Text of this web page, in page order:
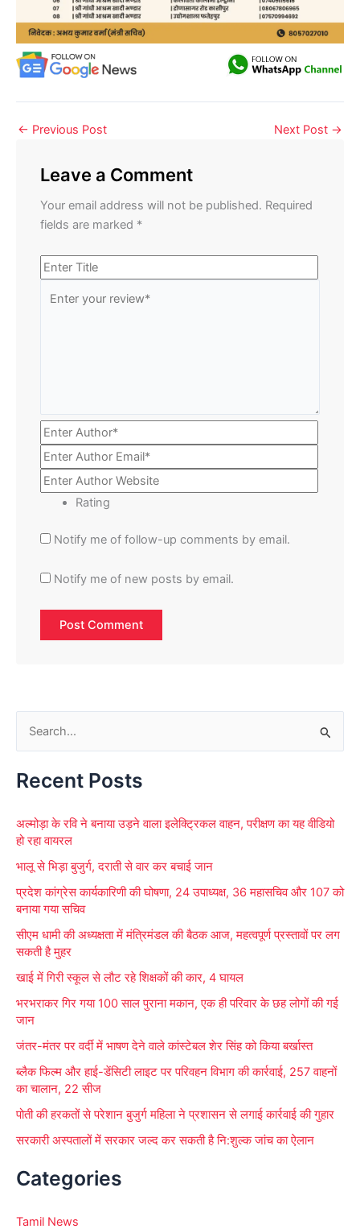
← Previous Post Next Post →
Leave a Comment
Your email address will not be published. Required
fields are marked *
Rating
Notify me of follow-up comments by email.
Notify me of new posts by email.
a
c
o
:
Recent Posts
अल्मोड़ा के रवि ने बनाया उड़ने वाला इलेक्ट्रिकल वाहन, परीक्षण का यह वीडियो
हो रहा वायरल
भालू से भिड़ा बुजुर्ग, दराती से वार कर बचाई जान
प्रदेश कांग्रेस कार्यकारिणी की घोषणा, 24 उपाध्यक्ष, 36 महासचिव और 107 को
बनाया गया सचिव
सीएम धामी की अध्यक्षता में मंत्रिमंडल की बैठक आज, महत्वपूर्ण प्रस्तावों पर लग
सकती है मुहर
खाई में गिरी स्कूल से लौट रहे शिक्षकों की कार, 4 घायल
भरभराकर गिर गया 100 साल पुराना मकान, एक ही परिवार के छह लोगों की गई
जान
जंतर-मंतर पर वर्दी में भाषण देने वाले कांस्टेबल शेर सिंह को किया बर्खास्त
ब्लैक फिल्म और हाई-डेंसिटी लाइट पर परिवहन विभाग की कार्रवाई, 257 वाहनों
का चालान, 22 सीज
पोती की हरकतों से परेशान बुजुर्ग महिला ने प्रशासन से लगाई कार्रवाई की गुहार
सरकारी अस्पतालों में सरकार जल्द कर सकती है नि:शुल्क जांच का ऐलान
Categories
Tamil News